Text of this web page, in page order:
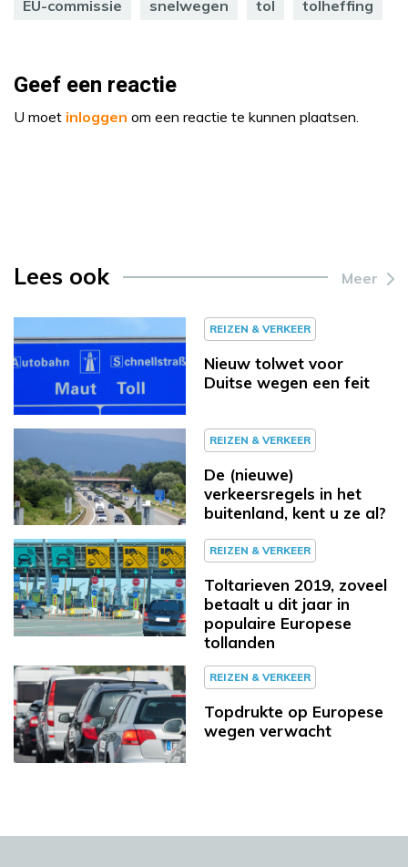
EU-commissie snelwegen tol tolheffing
Geef een reactie
U moet inloggen om een reactie te kunnen plaatsen.
Lees ook Meer
REIZEN & VERKEER
Nieuw tolwet voor
Duitse wegen een feit
REIZEN & VERKEER
De (nieuwe)
verkeersregels in het
buitenland, kent u ze al?
REIZEN & VERKEER
Toltarieven 2019, zoveel
betaalt u dit jaar in
populaire Europese
tollanden
REIZEN & VERKEER
Topdrukte op Europese
wegen verwacht